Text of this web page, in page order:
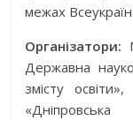
межах
Організатори:
Державна
змісту